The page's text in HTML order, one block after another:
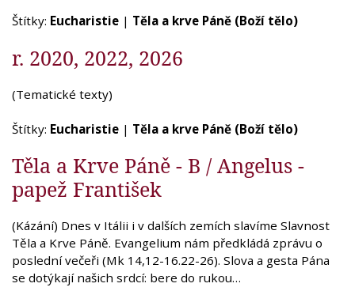
Štítky: Eucharistie | Těla a krve Páně (Boží tělo)
r. 2020, 2022, 2026
(Tematické texty)
Štítky: Eucharistie | Těla a krve Páně (Boží tělo)
Těla a Krve Páně - B / Angelus -
papež František
(Kázání) Dnes v Itálii i v dalších zemích slavíme Slavnost
Těla a Krve Páně. Evangelium nám předkládá zprávu o
poslední večeři (Mk 14,12-16.22-26). Slova a gesta Pána
se dotýkají našich srdcí: bere do rukou…